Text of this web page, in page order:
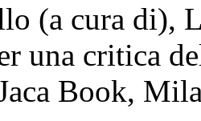
(a cura di),
una critica
Book,